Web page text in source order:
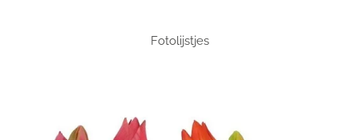
Fotolijstjes